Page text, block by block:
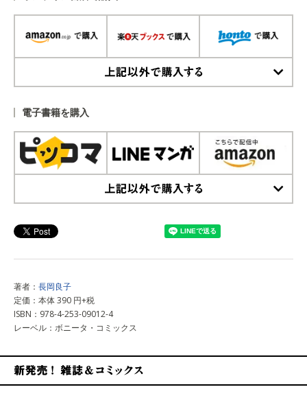
電子書籍を購入
著者： 長岡良子
定価：本体 390 円+税
ISBN：978-4-253-09012-4
レーベル：ボニータ・コミックス